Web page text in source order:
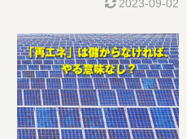
2023-09-02